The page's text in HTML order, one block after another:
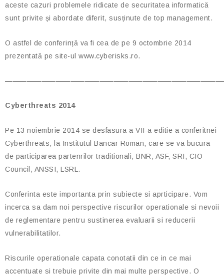
aceste cazuri problemele ridicate de securitatea informatică
sunt privite și abordate diferit, susținute de top management.
O astfel de conferință va fi cea de pe 9 octombrie 2014
prezentată pe site-ul www.cyberisks.ro.
Cyberthreats 2014
Pe 13 noiembrie 2014 se desfasura a VII-a editie a conferitnei
Cyberthreats, la Institutul Bancar Roman, care se va bucura
de participarea partenrilor traditionali, BNR, ASF, SRI, CIO
Council, ANSSI, LSRL.
Conferinta este importanta prin subiecte si aprticipare. Vom
incerca sa dam noi perspective riscurilor operationale si nevoii
de reglementare pentru sustinerea evaluarii si reducerii
vulnerabilitatilor.
Riscurile operationale capata conotatii din ce in ce mai
accentuate si trebuie privite din mai multe perspective. O